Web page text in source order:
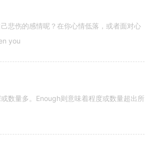
悲伤的感情呢？在你心情低落，或者面对心
you
数量多。Enough则意味着程度或数量超出所